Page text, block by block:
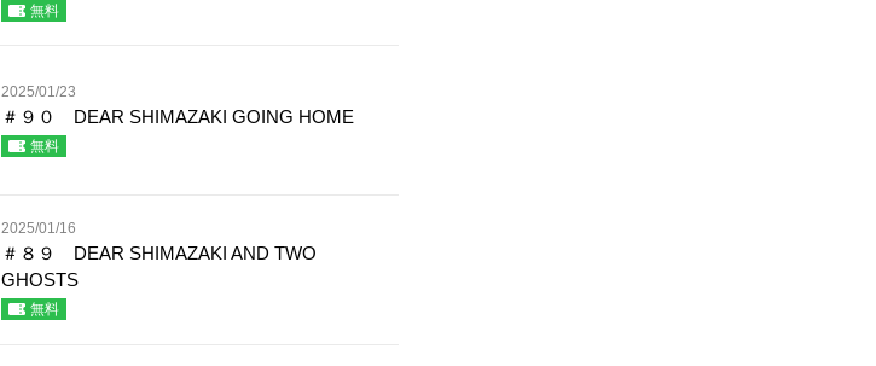
無料
2025/01/23
＃９０ DEAR SHIMAZAKI GOING HOME
無料
2025/01/16
＃８９ DEAR SHIMAZAKI AND TWO
GHOSTS
無料